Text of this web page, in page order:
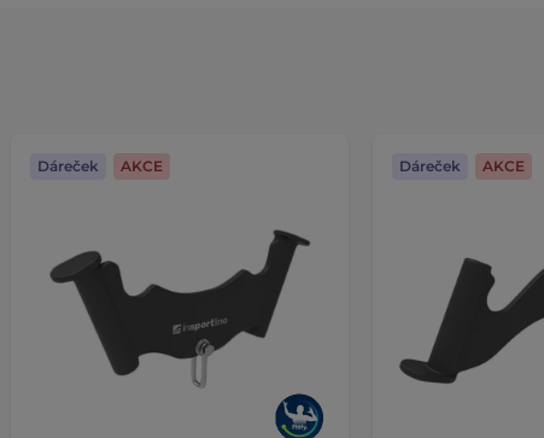
Dáreček AKCE Dáreček AKCE